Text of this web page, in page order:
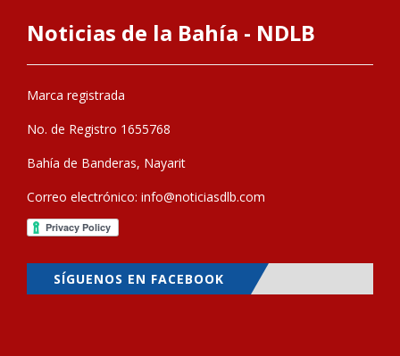
Noticias de la Bahía - NDLB
Marca registrada
No. de Registro 1655768
Bahía de Banderas, Nayarit
Correo electrónico: info@noticiasdlb.com
SÍGUENOS EN FACEBOOK